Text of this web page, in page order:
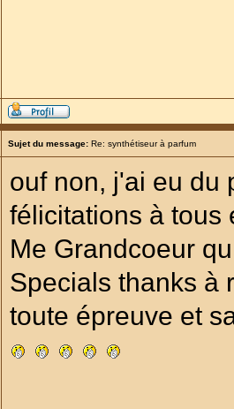
Sujet du message: Re: synthétiseur à parfum
ouf non, j'ai eu
félicitations à tous
Me Grandcoeur
Specials thanks à
toute épreuve et